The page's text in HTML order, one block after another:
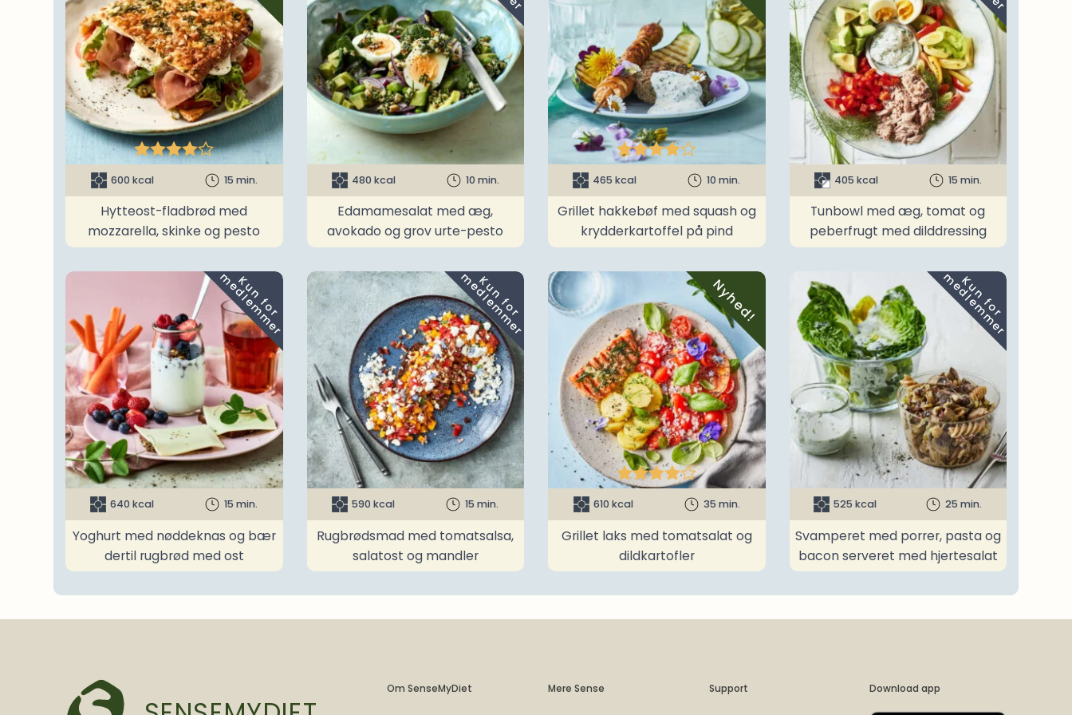

600 kcal 15 min.
Hytteost-fladbrød med
mozzarella, skinke og pesto
480 kcal 10 min.
Edamamesalat med æg,
avokado og grov urte-pesto

465 kcal 10 min.
Grillet hakkebøf med squash og
krydderkartoffel på pind
405 kcal 15 min.
Tunbowl med æg, tomat og
peberfrugt med dilddressing
K
u
n
f
o
r
m
e
d
l
e
m
m
e
r
640 kcal 15 min.
Yoghurt med nøddeknas og bær
dertil rugbrød med ost
K
u
n
f
o
r
m
e
d
l
e
m
m
e
r
590 kcal 15 min.
Rugbrødsmad med tomatsalsa,
salatost og mandler
Nyhed!

610 kcal 35 min.
Grillet laks med tomatsalat og
dildkartofler
K
u
n
f
o
r
m
e
d
l
e
m
m
e
r
525 kcal 25 min.
Svamperet med porrer, pasta og
bacon serveret med hjertesalat
Om SenseMyDiet Mere Sense Support Download app